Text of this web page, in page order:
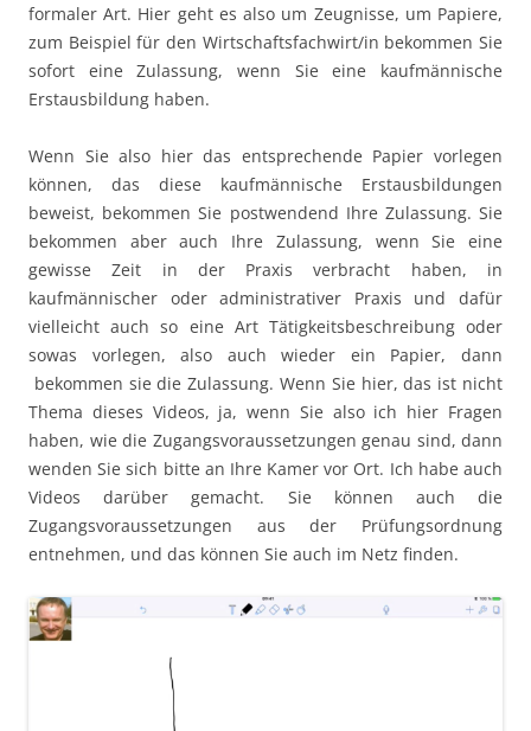
formaler Art. Hier geht es also um Zeugnisse, um Papiere,
zum Beispiel für den Wirtschaftsfachwirt/in bekommen Sie
sofort eine Zulassung, wenn Sie eine kaufmännische
Erstausbildung haben.
Wenn Sie also hier das entsprechende Papier vorlegen
können, das diese kaufmännische Erstausbildungen
beweist, bekommen Sie postwendend Ihre Zulassung. Sie
bekommen aber auch Ihre Zulassung, wenn Sie eine
gewisse Zeit in der Praxis verbracht haben, in
kaufmännischer oder administrativer Praxis und dafür
vielleicht auch so eine Art Tätigkeitsbeschreibung oder
sowas vorlegen, also auch wieder ein Papier, dann
bekommen sie die Zulassung. Wenn Sie hier, das ist nicht
Thema dieses Videos, ja, wenn Sie also ich hier Fragen
haben, wie die Zugangsvoraussetzungen genau sind, dann
wenden Sie sich bitte an Ihre Kamer vor Ort. Ich habe auch
Videos darüber gemacht. Sie können auch die
Zugangsvoraussetzungen aus der Prüfungsordnung
entnehmen, und das können Sie auch im Netz finden.